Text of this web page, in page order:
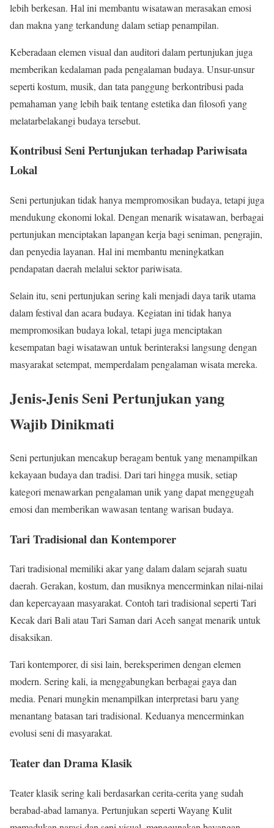
lebih berkesan. Hal ini membantu wisatawan merasakan emosi
dan makna yang terkandung dalam setiap penampilan.
Keberadaan elemen visual dan auditori dalam pertunjukan juga
memberikan kedalaman pada pengalaman budaya. Unsur-unsur
seperti kostum, musik, dan tata panggung berkontribusi pada
pemahaman yang lebih baik tentang estetika dan filosofi yang
melatarbelakangi budaya tersebut.
Kontribusi Seni Pertunjukan terhadap Pariwisata
Lokal
Seni pertunjukan tidak hanya mempromosikan budaya, tetapi juga
mendukung ekonomi lokal. Dengan menarik wisatawan, berbagai
pertunjukan menciptakan lapangan kerja bagi seniman, pengrajin,
dan penyedia layanan. Hal ini membantu meningkatkan
pendapatan daerah melalui sektor pariwisata.
Selain itu, seni pertunjukan sering kali menjadi daya tarik utama
dalam festival dan acara budaya. Kegiatan ini tidak hanya
mempromosikan budaya lokal, tetapi juga menciptakan
kesempatan bagi wisatawan untuk berinteraksi langsung dengan
masyarakat setempat, memperdalam pengalaman wisata mereka.
Jenis-Jenis Seni Pertunjukan yang
Wajib Dinikmati
Seni pertunjukan mencakup beragam bentuk yang menampilkan
kekayaan budaya dan tradisi. Dari tari hingga musik, setiap
kategori menawarkan pengalaman unik yang dapat menggugah
emosi dan memberikan wawasan tentang warisan budaya.
Tari Tradisional dan Kontemporer
Tari tradisional memiliki akar yang dalam dalam sejarah suatu
daerah. Gerakan, kostum, dan musiknya mencerminkan nilai-nilai
dan kepercayaan masyarakat. Contoh tari tradisional seperti Tari
Kecak dari Bali atau Tari Saman dari Aceh sangat menarik untuk
disaksikan.
Tari kontemporer, di sisi lain, bereksperimen dengan elemen
modern. Sering kali, ia menggabungkan berbagai gaya dan
media. Penari mungkin menampilkan interpretasi baru yang
menantang batasan tari tradisional. Keduanya mencerminkan
evolusi seni di masyarakat.
Teater dan Drama Klasik
Teater klasik sering kali berdasarkan cerita-cerita yang sudah
berabad-abad lamanya. Pertunjukan seperti Wayang Kulit